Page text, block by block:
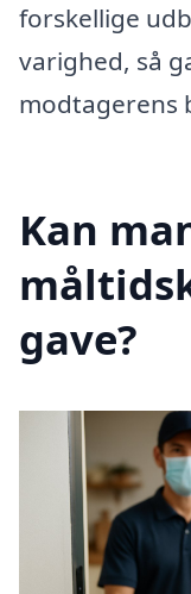
forskellige
varighed, så
modtagerens
Kan
gave?